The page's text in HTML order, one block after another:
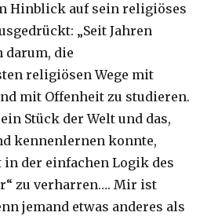
Hinblick auf sein religiöses
„Seit Jahren
darum, die
religiösen Wege mit
mit Offenheit zu studieren.
Stück der Welt und das,
kennenlernen konnte,
der einfachen Logik des
zu verharren…. Mir ist
jemand etwas anderes als